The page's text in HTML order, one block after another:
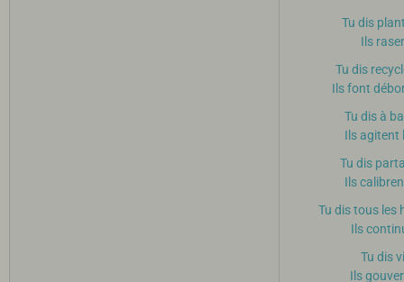
Tu dis
Ils
Tu dis
Ils font
Tu dis à
Ils agitent
Tu dis
Ils
Tu dis tous les
Ils
Tu dis
Ils